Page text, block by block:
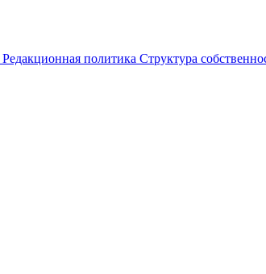
Редакционная политика Структура